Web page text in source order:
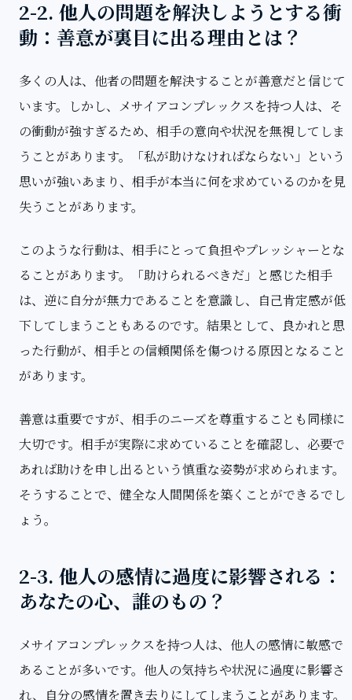
2-2. 他人の問題を解決しようとする衝
動：善意が裏目に出る理由とは？
多くの人は、他者の問題を解決することが善意だと信じて
います。しかし、メサイアコンプレックスを持つ人は、そ
の衝動が強すぎるため、相手の意向や状況を無視してしま
うことがあります。「私が助けなければならない」という
思いが強いあまり、相手が本当に何を求めているのかを見
失うことがあります。
このような行動は、相手にとって負担やプレッシャーとな
ることがあります。「助けられるべきだ」と感じた相手
は、逆に自分が無力であることを意識し、自己肯定感が低
下してしまうこともあるのです。結果として、良かれと思
った行動が、相手との信頼関係を傷つける原因となること
があります。
善意は重要ですが、相手のニーズを尊重することも同様に
大切です。相手が実際に求めていることを確認し、必要で
あれば助けを申し出るという慎重な姿勢が求められます。
そうすることで、健全な人間関係を築くことができるでし
ょう。
2-3. 他人の感情に過度に影響される：
あなたの心、誰のもの？
メサイアコンプレックスを持つ人は、他人の感情に敏感で
あることが多いです。他人の気持ちや状況に過度に影響さ
れ、自分の感情を置き去りにしてしまうことがあります。